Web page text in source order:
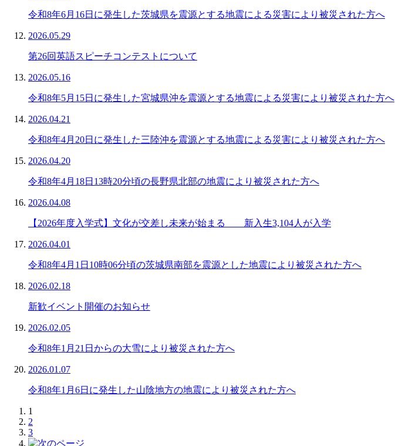
令和8年6月16日に発生した茨城県を震源とする地震による災害により被災された方へ
2026.05.29
第26回英語スピーチコンテストについて
2026.05.16
令和8年5月15日に発生した宮城県沖を震源とする地震による災害により被災された方へ
2026.04.21
令和8年4月20日に発生した三陸沖を震源とする地震による災害により被災された方へ
2026.04.20
令和8年4月18日13時20分頃の長野県北部の地震により被災された方へ
2026.04.08
【2026年度入学式】文化が交差し未来が始まる 新入生3,104人が入学
2026.04.01
令和8年4月1日10時06分頃の茨城県南部を震源とした地震により被災された方へ
2026.02.18
新歓イベント開催のお知らせ
2026.02.05
令和8年1月21日からの大雪により被災された方へ
2026.01.07
令和8年1月6日に発生した山陰地方の地震により被災された方へ
1
2
3